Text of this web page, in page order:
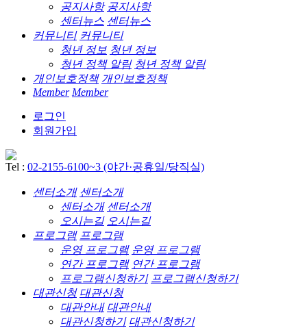
공지사항 공지사항
센터뉴스 센터뉴스
커뮤니티 커뮤니티
청년 정보 청년 정보
청년 정책 알림 청년 정책 알림
개인보호정책 개인보호정책
Member Member
로그인
회원가입
Tel : 02-2155-6100~3 (야간·공휴일/당직실)
센터소개 센터소개
센터소개 센터소개
오시는길 오시는길
프로그램 프로그램
운영 프로그램 운영 프로그램
연간 프로그램 연간 프로그램
프로그램신청하기 프로그램신청하기
대관신청 대관신청
대관안내 대관안내
대관신청하기 대관신청하기